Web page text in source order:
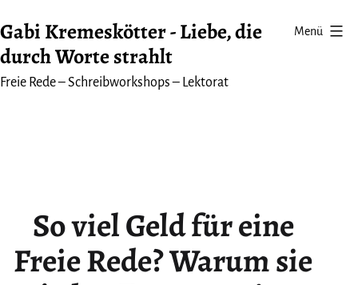
Inhalt
springen
Gabi Kremeskötter - Liebe, die
durch Worte strahlt
Freie Rede – Schreibworkshops – Lektorat
Menü
So viel Geld für eine
Freie Rede? Warum sie